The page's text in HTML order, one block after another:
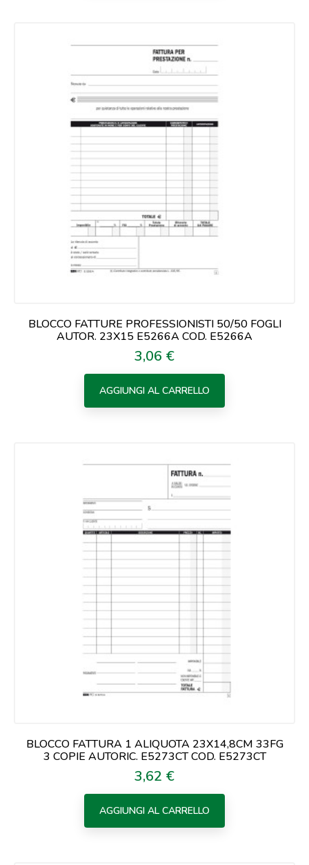
BLOCCO FATTURE PROFESSIONISTI 50/50 FOGLI
AUTOR. 23X15 E5266A COD. E5266A
Prezzo
3,06 €
AGGIUNGI AL CARRELLO
BLOCCO FATTURA 1 ALIQUOTA 23X14,8CM 33FG
3 COPIE AUTORIC. E5273CT COD. E5273CT
Prezzo
3,62 €
AGGIUNGI AL CARRELLO